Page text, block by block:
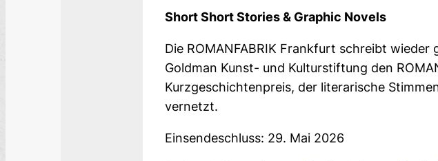
Short Short Stories & Graphic Novels
Die ROMANFABRIK Frankfurt schreibt
Goldman Kunst- und Kulturstiftung den
Kurzgeschichtenpreis, der literarische
vernetzt.
Einsendeschluss: 29. Mai 2026